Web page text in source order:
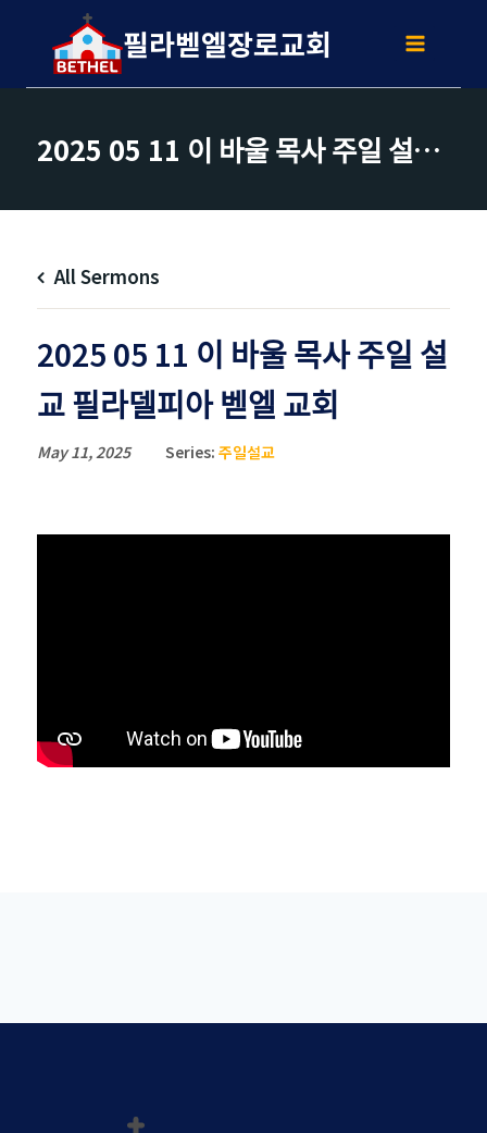
content
필라벧엘장로교회
2025 05 11 이 바울 목사 주일 설교 필라델피아 벧엘 교회
All Sermons
2025 05 11 이 바울 목사 주일 설
교 필라델피아 벧엘 교회
May 11, 2025 Series: 주일설교